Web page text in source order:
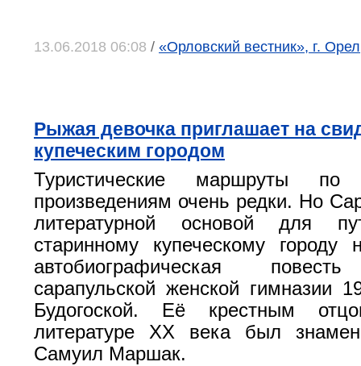
13.06.2018 06:08 / «Орловский вестник», г.
Рыжая девочка приглашает на
купеческим городом
Туристические маршруты по
произведениям очень редки. Но
литературной основой для
старинному купеческому
автобиографическая
сарапульской женской гимназии
Будогоской. Её крестным
литературе ХХ века был
Самуил Маршак.